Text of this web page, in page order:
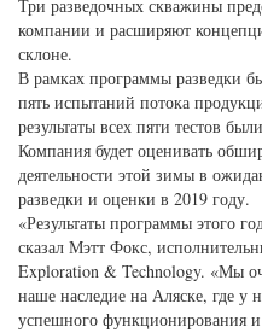
Три разведочных скважины
компании и расширяют
склоне.
В рамках программы разведки
пять испытаний потока
результаты всех пяти тестов
Компания будет оценивать
деятельности этой зимы в
разведки и оценки в 2019 году.
«Результаты программы этого
сказал Мэтт Фокс,
Exploration & Technology. «Мы
наше наследие на Аляске, где у
успешного функционирования и